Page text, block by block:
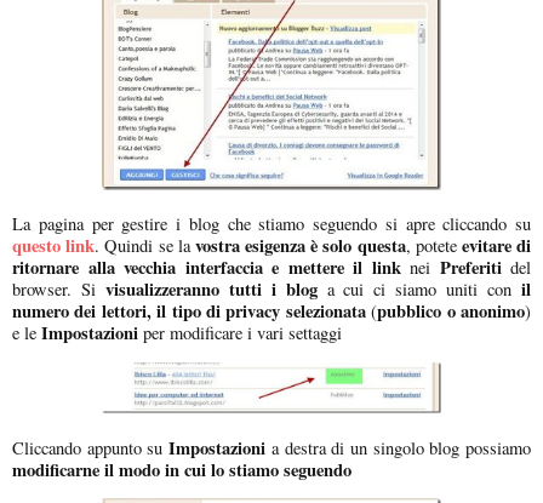
La pagina per gestire i blog che stiamo seguendo si apre cliccando su
questo link. Quindi se lavostra esigenza è solo questa, potete evitare di
ritornare alla vecchia interfaccia e mettere il linknei Preferitidel
browser. Si visualizzeranno tutti i bloga cui ci siamo uniti conil
numero dei lettori, il tipo di privacy selezionata(pubblico o anonimo)
e le Impostazioni per modificare i vari settaggi
Cliccando appunto suImpostazioni a destra di un singolo blog possiamo
modificarne il modo in cui lo stiamo seguendo